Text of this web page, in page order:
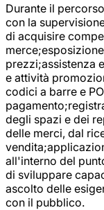
Durante il
con la
di acquisire
prezzi;assistenza
e attività
codici a barre e
degli spazi e dei
delle merci, dal
all'interno del
di sviluppare
ascolto delle
con il pubblico.